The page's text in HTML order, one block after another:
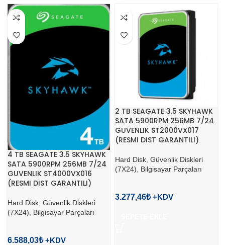
4 TB SEAGATE 3.5 SKYHAWK
SATA 5900RPM 256MB 7/24
GUVENLIK ST4000VX016
(RESMI DIST GARANTILI)
Hard Disk Güvenlik Diskleri
(7X24)
Bilgisayar Parçaları
6.588,03₺
2 TB SEAGATE 3.5 SKYHAWK
SATA 5900RPM 256MB 7/24
GUVENLIK ST2000VX017
(RESMI DIST GARANTILI)
Hard Disk Güvenlik Diskleri
(7X24)
Bilgisayar Parçaları
3.277,46₺